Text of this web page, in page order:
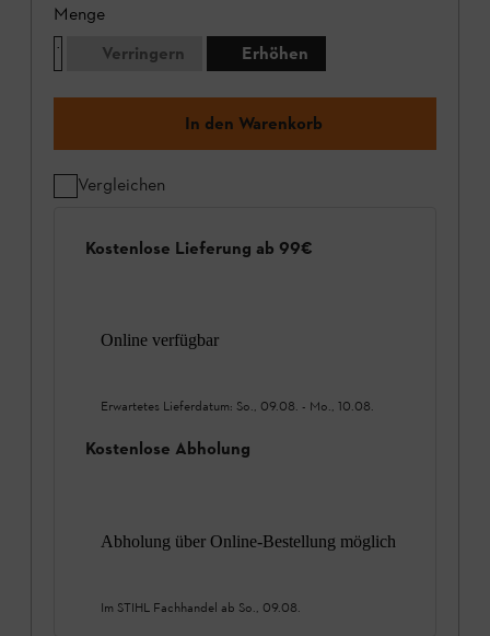
Menge
Verringern
Erhöhen
In den Warenkorb
Vergleichen
Kostenlose Lieferung ab 99€
Online verfügbar
Erwartetes Lieferdatum: So., 09.08. - Mo., 10.08.
Kostenlose Abholung
Abholung über Online-Bestellung möglich
Im STIHL Fachhandel ab So., 09.08.